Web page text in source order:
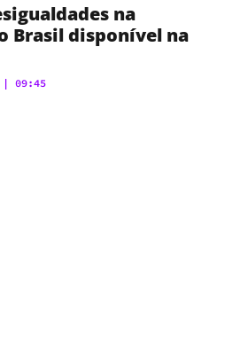
na
Brasil disponível na
09:45